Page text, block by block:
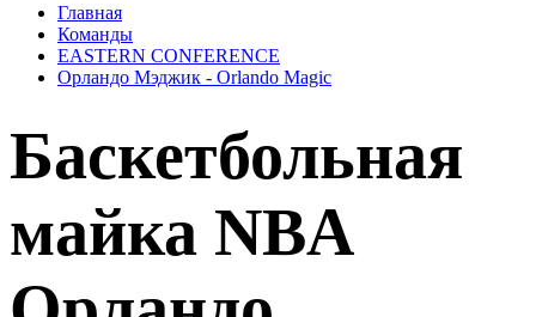
Главная
Команды
EASTERN CONFERENCE
Орландо Мэджик - Orlando Magic
Баскетбольная
майка NBA